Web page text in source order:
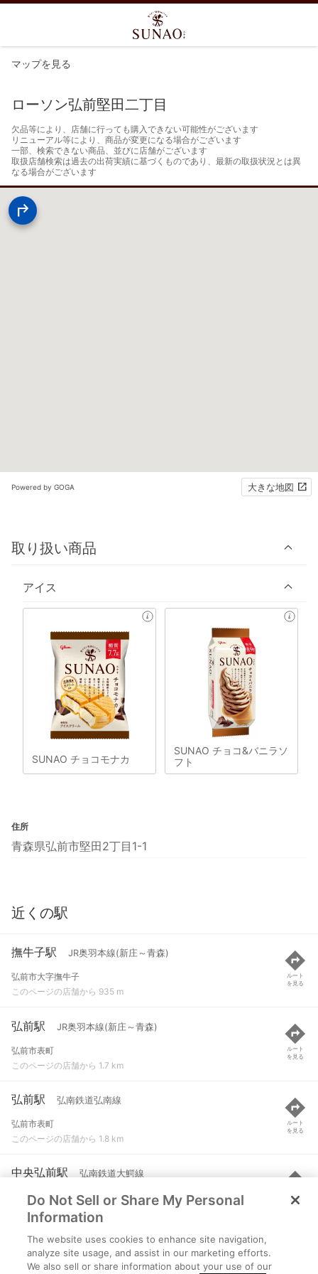
マップを見る
ローソン弘前堅田二丁目
欠品等により、店舗に行っても購入できない可能性がございます
リニューアル等により、商品が変更になる場合がございます
一部、検索できない商品、並びに店舗がございます
取扱店舗検索は過去の出荷実績に基づくものであり、最新の取扱状況とは異
なる場合がございます
Powered by GOGA 大きな地図
取り扱い商品
アイス
SUNAO チョコモナカ
SUNAO チョコ&バニラソ
フト
住所
青森県弘前市堅田2丁目1-1
近くの駅
撫牛子駅 JR奥羽本線(新庄～青森)
弘前市大字撫牛子
このページの店舗から 935 m
ルート
を見る
弘前駅 JR奥羽本線(新庄～青森)
弘前市表町
このページの店舗から 1.7 km
ルート
を見る
弘前駅 弘南鉄道弘南線
弘前市表町
このページの店舗から 1.8 km
ルート
を見る
中央弘前駅 弘南鉄道大鰐線
弘前市大字吉野町１-６
このページの店舗から 2.3 km
ルート
を見る
弘前東高前駅 弘南鉄道弘南線
弘前市大字川先４-１１-１
Do Not Sell or Share My Personal
Information
The website uses cookies to enhance site navigation,
analyze site usage, and assist in our marketing efforts.
We also sell or share information about your use of our